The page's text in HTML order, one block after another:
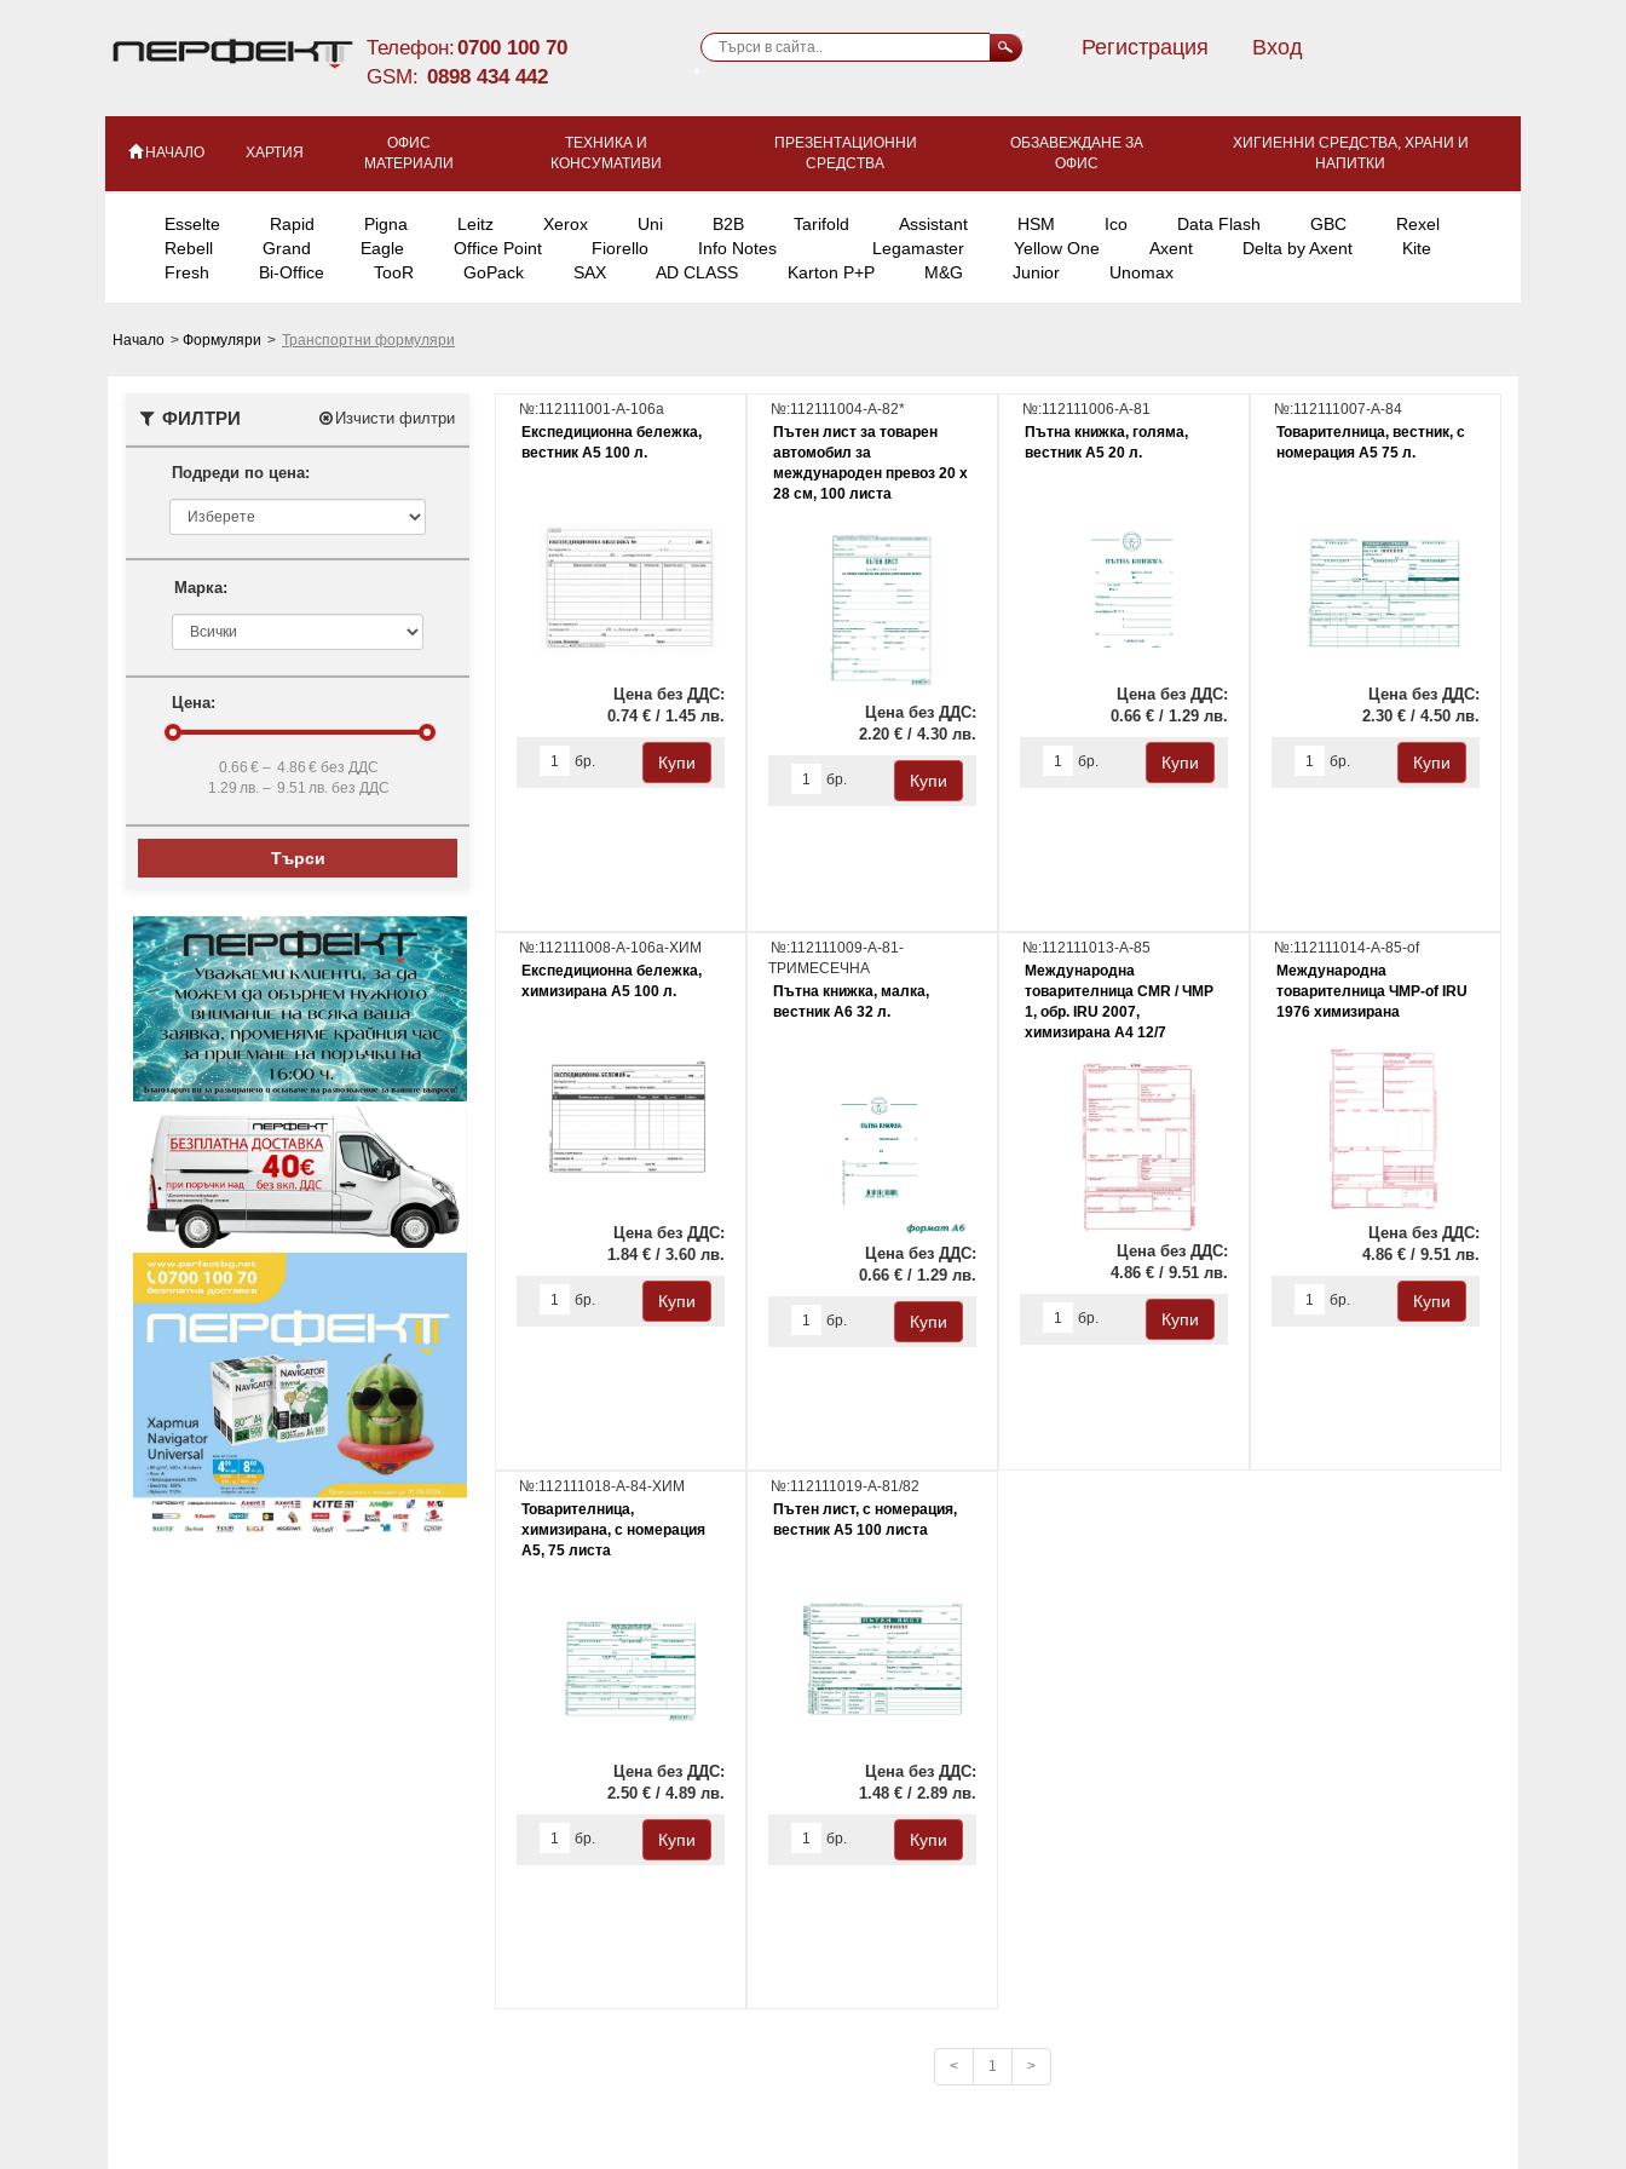
Телефон:0700 100 70
GSM: 0898 434 442
Регистрация Вход
НАЧАЛО ХАРТИЯ
ОФИС
МАТЕРИАЛИ
ТЕХНИКА И
КОНСУМАТИВИ
ПРЕЗЕНТАЦИОННИ
СРЕДСТВА
ОБЗАВЕЖДАНЕ ЗА
ОФИС
ХИГИЕННИ СРЕДСТВА, ХРАНИ И
НАПИТКИ
Esselte Rapid Pigna Leitz Xerox Uni B2B Tarifold Assistant HSM Ico Data Flash GBC
Rexel
Rebell
Grand Eagle Office Point Fiorello Info Notes Legamaster Yellow One Axent Delta by Axent
Kite
Fresh
Bi-Office TooR GoPack SAX AD CLASS Karton P+P M&G Junior Unomax
Начало > Формуляри > Транспортни формуляри
ФИЛТРИ Изчисти филтри
Подреди по цена:
Марка:
Цена:
0.66 € – 4.86 € без ДДС
1.29 лв. – 9.51 лв. без ДДС
Търси
№:112111001-А-106а
Експедиционна бележка,
вестник A5 100 л.
Цена без ДДС:
0.74 € / 1.45 лв.
бр.
№:112111004-А-82*
Пътен лист за товарен
автомобил за
международен превоз 20 х
28 см, 100 листа
Цена без ДДС:
2.20 € / 4.30 лв.
бр.
№:112111006-А-81
Пътна книжка, голяма,
вестник А5 20 л.
Цена без ДДС:
0.66 € / 1.29 лв.
бр.
№:112111007-А-84
Товарителница, вестник, с
номерация А5 75 л.
Цена без ДДС:
2.30 € / 4.50 лв.
бр.
№:112111008-А-106а-ХИМ
Експедиционна бележка,
химизирана А5 100 л.
Цена без ДДС:
1.84 € / 3.60 лв.
бр.
№:112111009-А-81-
ТРИМЕСЕЧНА
Пътна книжка, малка,
вестник А6 32 л.
Цена без ДДС:
0.66 € / 1.29 лв.
бр.
№:112111013-А-85
Международна
товарителница CMR / ЧМР
1, обр. IRU 2007,
химизирана A4 12/7
Цена без ДДС:
4.86 € / 9.51 лв.
бр.
№:112111014-A-85-of
Международна
товарителница ЧМР-of IRU
1976 химизирана
Цена без ДДС:
4.86 € / 9.51 лв.
бр.
№:112111018-А-84-ХИМ
Товарителница,
химизирана, с номерация
А5, 75 листа
Цена без ДДС:
2.50 € / 4.89 лв.
бр.
№:112111019-А-81/82
Пътен лист, с номерация,
вестник А5 100 листа
Цена без ДДС:
1.48 € / 2.89 лв.
бр.
< 1 >